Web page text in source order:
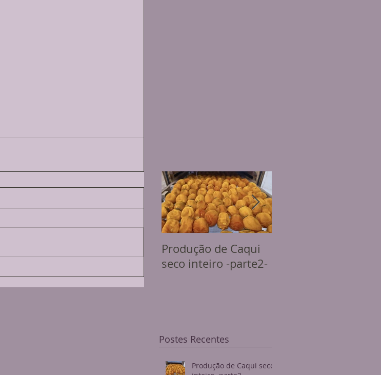
Produção de Caqui
seco inteiro -parte2-
Postes Recentes
Produção de Caqui seco